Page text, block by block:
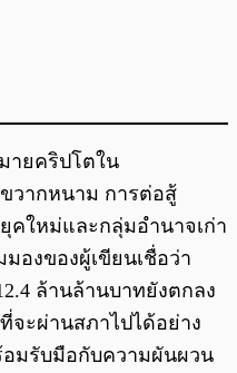
ายคริปโตใน
วากหนาม การต่อสู้
คใหม่และกลุ่มอำนาจเก่า
องของผู้เขียนเชื่อว่า
ล้านล้านบาทยังตกลง
ะผ่านสภาไปได้อย่าง
มรับมือกับความผันผวน